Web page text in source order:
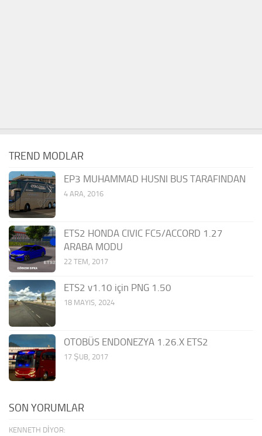
TREND MODLAR
EP3 MUHAMMAD HUSNI BUS TARAFINDAN
4 ARA, 2016
ETS2 HONDA CIVIC FC5/ACCORD 1.27
ARABA MODU
22 TEM, 2017
ETS2 v1.10 için PNG 1.50
18 MAYIS, 2024
OTOBÜS ENDONEZYA 1.26.X ETS2
17 ŞUB, 2017
SON YORUMLAR
KENNETH DIYOR: